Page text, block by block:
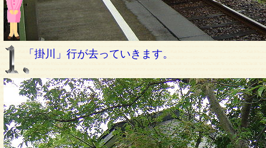
「掛川」行が去っていきます。